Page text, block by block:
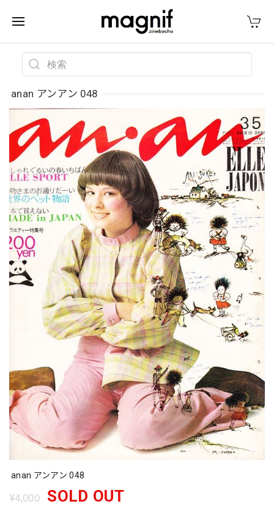
anan アンアン 048
anan アンアン 048
¥4,000 SOLD OUT